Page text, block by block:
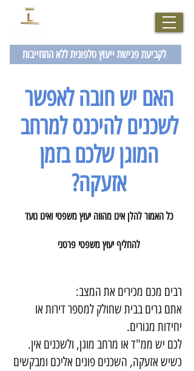
לקביעת פגישת ייעוץ טלפונית ללא התחייבות
האם יש חובה לאפשר
לשכנים להיכנס למרחב
המוגן שלכם בזמן
אזעקה?
כל האמור להלן אינו מהווה יעוץ משפטי ואינו נועד
להחליף יעוץ משפטי פרטני
רבים מכם מכירים את המצב:
אתם גרים בבית שחולק למספר דירות או
יחידות מגורים.
לכם יש ממ"ד או מרחב מוגן, ולשכנים אין.
כשיש אזעקה, השכנים פונים אליכם ומבקשים